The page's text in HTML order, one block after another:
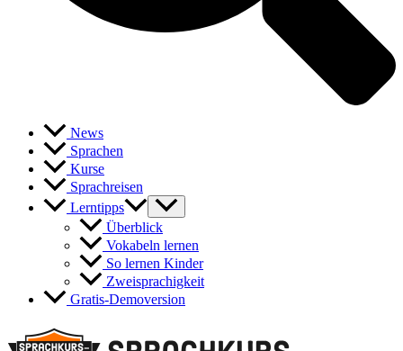
News
Sprachen
Kurse
Sprachreisen
Lerntipps
Überblick
Vokabeln lernen
So lernen Kinder
Zweisprachigkeit
Gratis-Demoversion